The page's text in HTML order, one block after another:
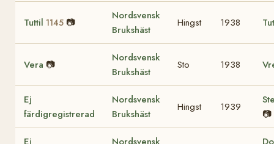
Tuttil 1145 📷
Nordsvensk
Brukshäst
Hingst 1938
Vera 📷
Nordsvensk
Brukshäst
Sto 1938
Ej
färdigregistrerad
Nordsvensk
Brukshäst
Hingst 1939
📷